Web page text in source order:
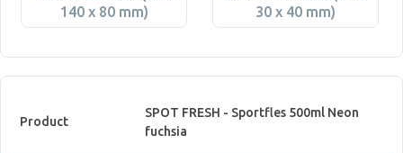
140 x 80 mm)
30 x 40 mm)
Product
SPOT FRESH - Sportfles 500ml Neon
fuchsia